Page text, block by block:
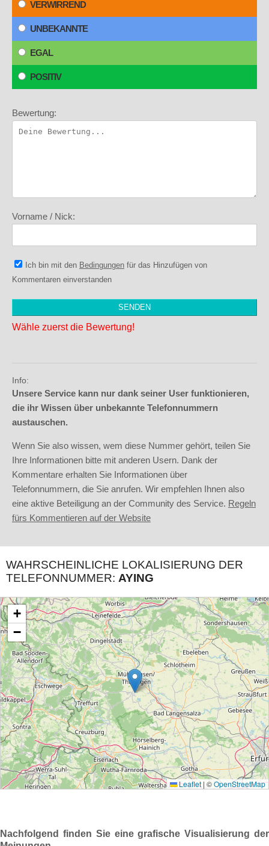
VERWIRREND
UNBEKANNTE
EGAL
POSITIV
Bewertung:
Vorname / Nick:
Ich bin mit den Bedingungen für das Hinzufügen von
Kommentaren einverstanden
Wähle zuerst die Bewertung!
Info:
Unsere Service kann nur dank seiner User funktionieren,
die ihr Wissen über unbekannte Telefonnummern
austauschen.
Wenn Sie also wissen, wem diese Nummer gehört, teilen Sie
Ihre Informationen bitte mit anderen Usern. Dank der
Kommentare erhalten Sie Informationen über
Telefonnummern, die Sie anrufen. Wir empfehlen Ihnen also
eine aktive Beteiligung an der Community des Service. Regeln
fürs Kommentieren auf der Website
WAHRSCHEINLICHE LOKALISIERUNG DER
TELEFONNUMMER: AYING
Nachfolgend finden Sie eine grafische Visualisierung der